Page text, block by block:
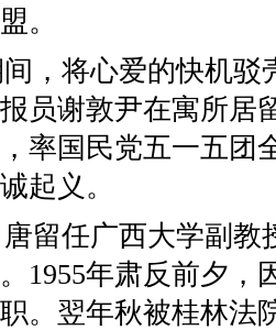
。
，将心爱的快机驳
员谢敦尹在寓所居
率国民党五一五团
起义。
留任广西大学副教
1955年肃反前夕，
。翌年秋被桂林法